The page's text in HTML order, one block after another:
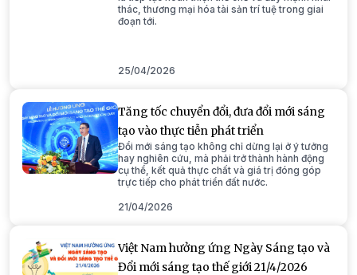
thác, thương mại hóa tài sản trí tuệ trong giai
đoạn tới.
25/04/2026
Tăng tốc chuyển đổi, đưa đổi mới sáng
tạo vào thực tiễn phát triển
Đổi mới sáng tạo không chỉ dừng lại ở ý tưởng
hay nghiên cứu, mà phải trở thành hành động
cụ thể, kết quả thực chất và giá trị đóng góp
trực tiếp cho phát triển đất nước.
21/04/2026
Việt Nam hưởng ứng Ngày Sáng tạo và
Đổi mới sáng tạo thế giới 21/4/2026